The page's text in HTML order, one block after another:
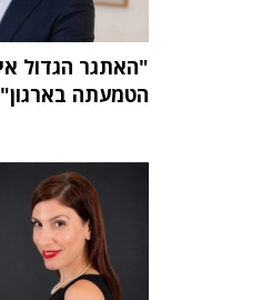
הטמעתה בארגון"